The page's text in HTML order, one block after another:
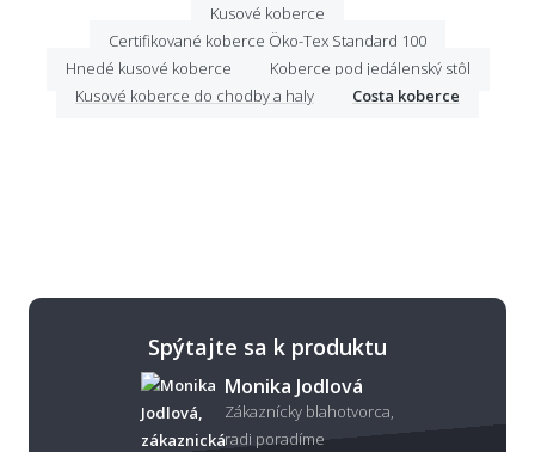
Kusové koberce
Certifikované koberce Öko-Tex Standard 100
Hnedé kusové koberce
Koberce pod jedálenský stôl
Kusové koberce do chodby a haly
Costa koberce
Spýtajte sa k produktu
Monika Jodlová
Zákaznícky blahotvorca,
radi poradíme